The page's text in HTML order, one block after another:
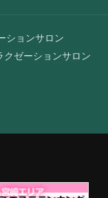
ションサロン
ゼーションサロン